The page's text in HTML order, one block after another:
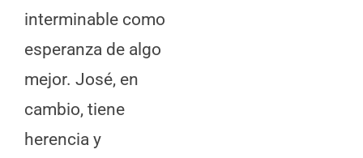
interminable como
esperanza de algo
mejor. José, en
cambio, tiene
herencia y